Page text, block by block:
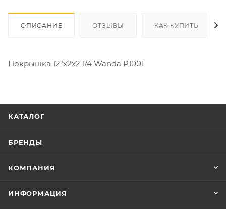
ОПИСАНИЕ ОТЗЫВЫ КАК КУПИТЬ
Покрышка 12"х2х2 1/4 Wanda P1001
КАТАЛОГ
БРЕНДЫ
КОМПАНИЯ
ИНФОРМАЦИЯ